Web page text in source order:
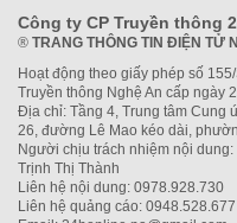
Công ty CP Truyền thông
® TRANG THÔNG TIN ĐIỆN TỬ
Hoạt động theo giấy phép số
Truyền thông Nghệ An cấp ngày
Địa chỉ: Tầng 4, Trung tâm Cung
26, đường Lê Mao kéo dài,
Người chịu trách nhiệm nội dung:
Trịnh Thị Thành
Liên hệ nội dung: 0978.928.730
Liên hệ quảng cáo: 0948.528.677